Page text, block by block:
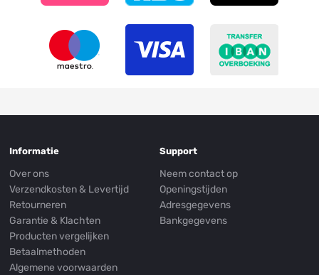
Informatie
Over ons
Verzendkosten & Levertijd
Retourneren
Garantie & Klachten
Producten vergelijken
Betaalmethoden
Algemene voorwaarden
Support
Neem contact op
Openingstijden
Adresgegevens
Bankgegevens